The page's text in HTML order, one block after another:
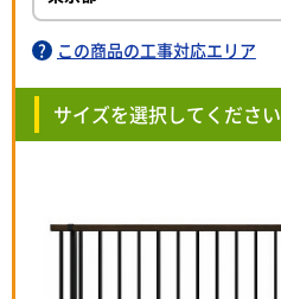
この商品の工事対応エリア
サイズを選択してください